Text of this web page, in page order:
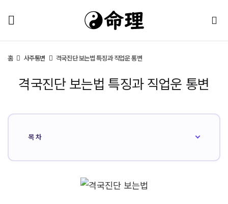
홈 사주통변 격국진단 보는법 특징과 직업운 통변
격국진단 보는법 특징과 직업운 통변
목차